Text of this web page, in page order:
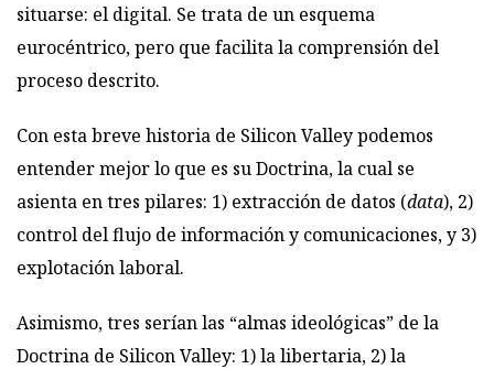
situarse: el digital. Se trata de un esquema
eurocéntrico, pero que facilita la comprensión del
proceso descrito.
Con esta breve historia de Silicon Valley podemos
entender mejor lo que es su Doctrina, la cual se
asienta en tres pilares: 1) extracción de datos (data), 2)
control del flujo de información y comunicaciones, y 3)
explotación laboral.
Asimismo, tres serían las “almas ideológicas” de la
Doctrina de Silicon Valley: 1) la libertaria, 2) la